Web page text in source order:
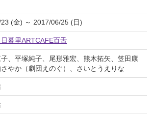
(金) ～ 2017/06/25 (日)
日暮里ARTCAFE百舌
、平塚純子、尾形雅宏、熊木拓矢、笠田康
やか（劇団えのぐ）、さいとうえりな